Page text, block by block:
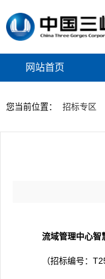
网站首页
您当前位置： 招标专区
流域管理中心智
（招标编号：